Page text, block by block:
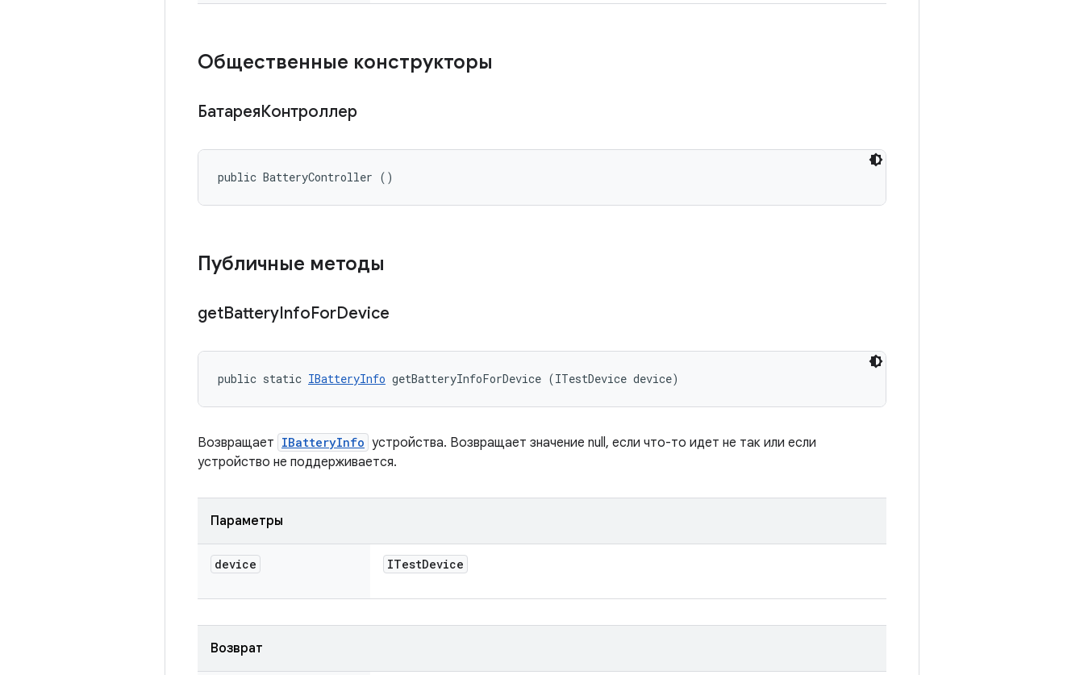
Общественные конструкторы
БатареяКонтроллер
public BatteryController ()
Публичные методы
getBatteryInfoForDevice
public static IBatteryInfo getBatteryInfoForDevice (ITestDevice device)
Возвращает IBatteryInfo устройства. Возвращает значение null, если что-то идет не так или если
устройство не поддерживается.
Параметры
device ITestDevice
Возврат